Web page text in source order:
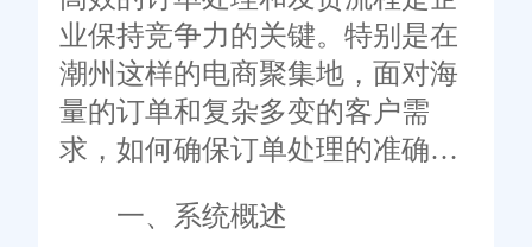
业保持竞争力的关键。特别是在
潮州这样的电商聚集地，面对海
量的订单和复杂多变的客户需
求，如何确保订单处理的准确性
决的问题。旺店通潮州订单发货
一、系统概述